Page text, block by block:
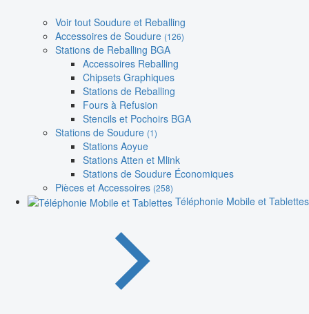
Voir tout Soudure et Reballing
Accessoires de Soudure (126)
Stations de Reballing BGA
Accessoires Reballing
Chipsets Graphiques
Stations de Reballing
Fours à Refusion
Stencils et Pochoirs BGA
Stations de Soudure (1)
Stations Aoyue
Stations Atten et Mlink
Stations de Soudure Économiques
Pièces et Accessoires (258)
Téléphonie Mobile et Tablettes